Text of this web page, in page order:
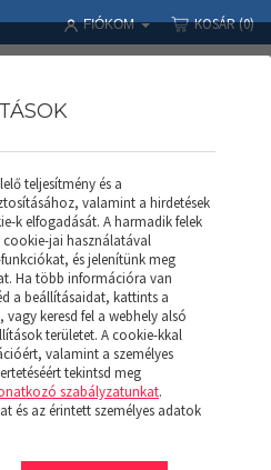
FIÓKOM KOSÁR(0)
APROD POLC
teljesítmény és a
valamint a hirdetések
k elfogadását. A harmadik felek
cookie-jai használatával
és jelenítünk meg
Ha több információra van
a beállításaidat, kattints a
keresd fel a webhely alsó
területet. A cookie-kkal
valamint a személyes
tekintsd meg
szabályzatunkat.
és az érintett személyes adatok